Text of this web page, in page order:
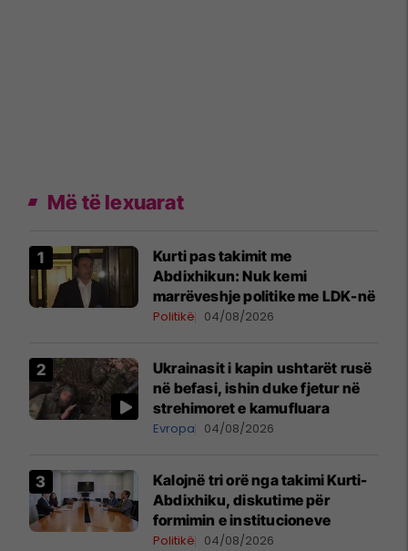
Më të lexuarat
Kurti pas takimit me
Abdixhikun: Nuk kemi
marrëveshje politike me LDK-në
Politikë 04/08/2026
Ukrainasit i kapin ushtarët rusë
në befasi, ishin duke fjetur në
strehimoret e kamufluara
Evropa 04/08/2026
Kalojnë tri orë nga takimi Kurti-
Abdixhiku, diskutime për
formimin e institucioneve
Politikë 04/08/2026